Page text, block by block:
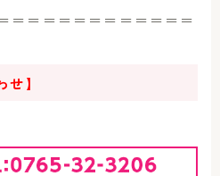
＝＝＝＝＝＝＝＝＝＝＝＝
】